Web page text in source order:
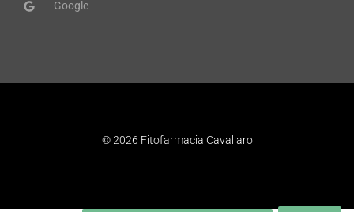
Google
© 2026 Fitofarmacia Cavallaro